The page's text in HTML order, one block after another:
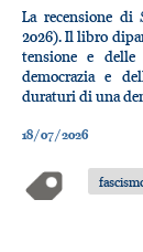
La recensione di
2026). Il libro
tensione e delle
democrazia e
duraturi di una
18/07/2026